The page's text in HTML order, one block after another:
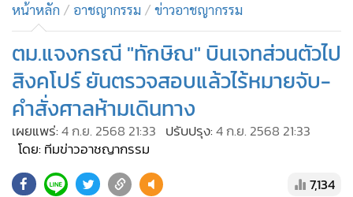
• บันเทิง
• คอลัมนิสต์
• ละคร
• CbizReview
• Cyber BIZ
• Good health & Well-being
หน้าหลัก อาชญากรรม ข่าวอาชญากรรม
ตม.แจงกรณี "ทักษิณ" บินเจทส่วนตัวไป
สิงคโปร์ ยันตรวจสอบแล้วไร้หมายจับ-
คำสั่งศาลห้ามเดินทาง
เผยแพร่:4 ก.ย. 2568 21:33 ปรับปรุง:4 ก.ย. 2568 21:33
โดย: ทีมข่าวอาชญากรรม
7,134